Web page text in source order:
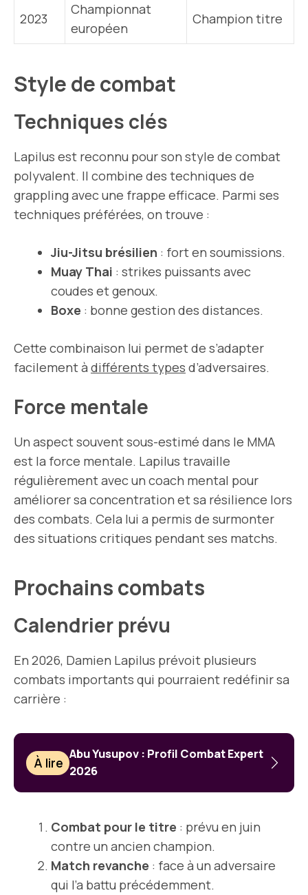
2023
Championnat
européen
Champion titre
Style de combat
Techniques clés
Lapilus est reconnu pour son style de combat
polyvalent. Il combine des techniques de
grappling avec une frappe efficace. Parmi ses
techniques préférées, on trouve :
Jiu-Jitsu brésilien : fort en soumissions.
Muay Thai : strikes puissants avec
coudes et genoux.
Boxe : bonne gestion des distances.
Cette combinaison lui permet de s’adapter
facilement à différents types d’adversaires.
Force mentale
Un aspect souvent sous-estimé dans le MMA
est la force mentale. Lapilus travaille
régulièrement avec un coach mental pour
améliorer sa concentration et sa résilience lors
des combats. Cela lui a permis de surmonter
des situations critiques pendant ses matchs.
Prochains combats
Calendrier prévu
En 2026, Damien Lapilus prévoit plusieurs
combats importants qui pourraient redéfinir sa
carrière :
À lire
Abu Yusupov : Profil Combat Expert
2026
Combat pour le titre : prévu en juin
contre un ancien champion.
Match revanche : face à un adversaire
qui l’a battu précédemment.